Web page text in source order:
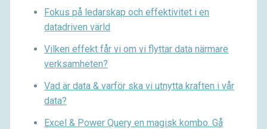
Fokus på ledarskap och effektivitet i en
datadriven värld
Vilken effekt får vi om vi flyttar data närmare
verksamheten?
Vad är data & varför ska vi utnytta kraften i vår
data?
Excel & Power Query en magisk kombo. Gå